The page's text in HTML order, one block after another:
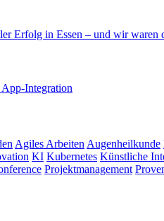
Erfolg in Essen – und wir waren
App-Integration
Agiles Arbeiten Augenheilkunde
KI Kubernetes Künstliche
Projektmanagement